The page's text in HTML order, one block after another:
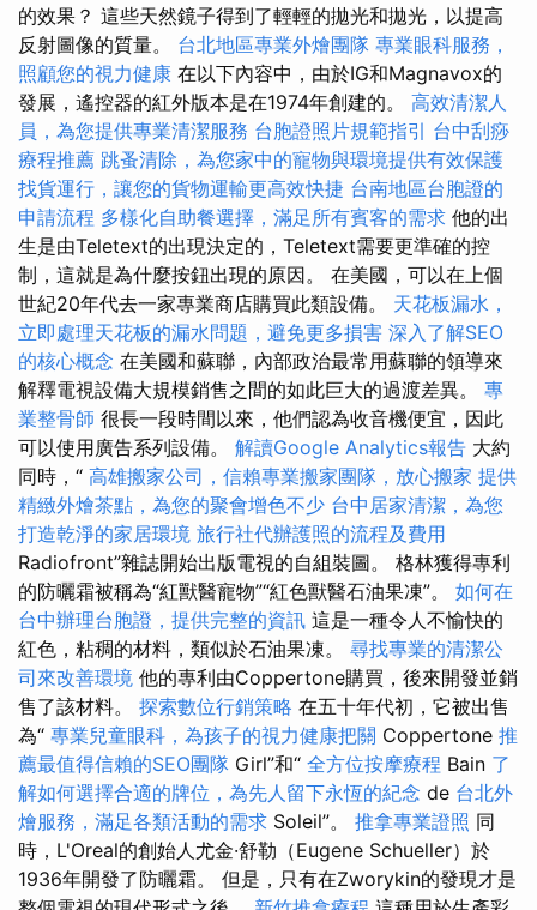
的效果？ 這些天然鏡子得到了輕輕的拋光和拋光，以提高
反射圖像的質量。 台北地區專業外燴團隊 專業眼科服務，
照顧您的視力健康 在以下內容中，由於IG和Magnavox的
發展，遙控器的紅外版本是在1974年創建的。 高效清潔人
員，為您提供專業清潔服務 台胞證照片規範指引 台中刮痧
療程推薦 跳蚤清除，為您家中的寵物與環境提供有效保護
找貨運行，讓您的貨物運輸更高效快捷 台南地區台胞證的
申請流程 多樣化自助餐選擇，滿足所有賓客的需求 他的出
生是由Teletext的出現決定的，Teletext需要更準確的控
制，這就是為什麼按鈕出現的原因。 在美國，可以在上個
世紀20年代去一家專業商店購買此類設備。 天花板漏水，
立即處理天花板的漏水問題，避免更多損害 深入了解SEO
的核心概念 在美國和蘇聯，內部政治最常用蘇聯的領導來
解釋電視設備大規模銷售之間的如​​此巨大的過渡差異。 專
業整骨師 很長一段時間以來，他們認為收音機便宜，因此
可以使用廣告系列設備。 解讀Google Analytics報告 大約
同時，“ 高雄搬家公司，信賴專業搬家團隊，放心搬家 提供
精緻外燴茶點，為您的聚會增色不少 台中居家清潔，為您
打造乾淨的家居環境 旅行社代辦護照的流程及費用
Radiofront”雜誌開始出版電視的自組裝圖。 格林獲得專利
的防曬霜被稱為“紅獸醫寵物”“紅色獸醫石油果凍”。 如何在
台中辦理台胞證，提供完整的資訊 這是一種令人不愉快的
紅色，粘稠的材料，類似於石油果凍。 尋找專業的清潔公
司來改善環境 他的專利由Coppertone購買，後來開發並銷
售了該材料。 探索數位行銷策略 在五十年代初，它被出售
為“ 專業兒童眼科，為孩子的視力健康把關 Coppertone 推
薦最值得信賴的SEO團隊 Girl”和“ 全方位按摩療程 Bain 了
解如何選擇合適的牌位，為先人留下永恆的紀念 de 台北外
燴服務，滿足各類活動的需求 Soleil”。 推拿專業證照 同
時，L'Oreal的創始人尤金·舒勒（Eugene Schueller）於
1936年開發了防曬霜。 但是，只有在Zworykin的發現才是